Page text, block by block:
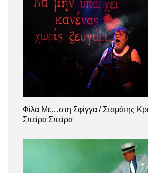
Φίλα Με…στη Σφίγγα / Σταμάτης
Σπείρα Σπείρα